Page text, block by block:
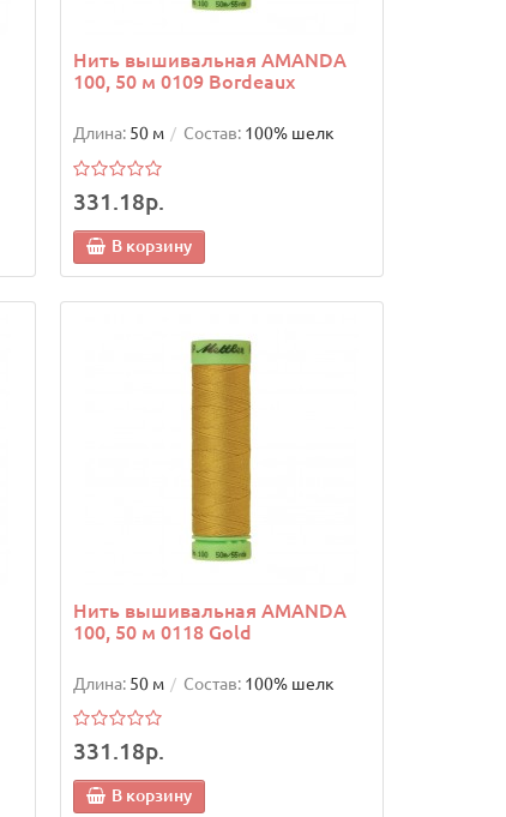
Нить вышивальная AMANDA
100, 50 м 0109 Bordeaux
Длина: 50 м Состав: 100% шелк
331.18р.
В корзину
Нить вышивальная AMANDA
100, 50 м 0118 Gold
Длина: 50 м Состав: 100% шелк
331.18р.
В корзину